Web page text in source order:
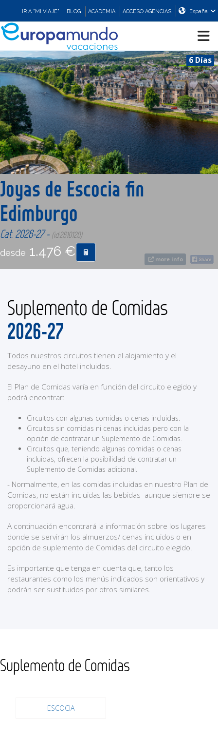
IR A "MI VIAJE" BLOG ACADEMIA ACCESO AGENCIAS España
CRUCEROS
EUROPA
ASIA
ORIENTE
PROMOCIONES
CONTACTO
6 Días
more info
Joyas de Escocia fin
Edimburgo
Cat. 2026-27 - (id:2610120)
desde 1.476 €
Suplemento de Comidas
2026-27
Todos nuestros circuitos tienen el alojamiento y el
desayuno en el hotel incluidos.
El Plan de Comidas varía en función del circuito elegido y
podrá encontrar:
Circuitos con algunas comidas o cenas incluidas.
Circuitos sin comidas ni cenas incluidas pero con la
opción de contratar un Suplemento de Comidas.
Circuitos que, teniendo algunas comidas o cenas
incluidas, ofrecen la posibilidad de contratar un
Suplemento de Comidas adicional.
- Normalmente, en las comidas incluidas en nuestro Plan de
Comidas, no están incluidas las bebidas aunque siempre se
proporcionará agua.
A continuación encontrará la información sobre los lugares
donde se servirán los almuerzos/ cenas incluidos o en
opción de suplemento de Comidas del circuito elegido.
Es importante que tenga en cuenta que, tanto los
restaurantes como los menús indicados son orientativos y
podrán ser sustituidos por otros similares.
Suplemento de Comidas
ESCOCIA